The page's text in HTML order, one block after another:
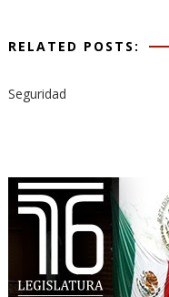
RELATED POSTS:
Seguridad